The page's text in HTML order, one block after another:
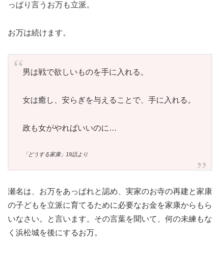
っぱり言うお万も立派。
お万は続けます。
男は戦で欲しいものを手に入れる。
女は癒し、安らぎを与えることで、手に入れる。
政も女がやればいいのに…
「どうする家康」19話より
瀬名は、お万をあっぱれと認め、実家のお寺の再建と家康
の子どもを立派に育てるために必要なお金を家康からもら
いなさい。と言います。その言葉を聞いて、何の未練もな
く浜松城を後にするお万。